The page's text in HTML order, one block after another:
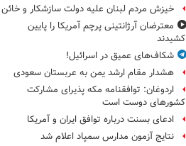
خیزش مردم لبنان علیه دولت سازشکار و خائن
معترضان آرژانتینی پرچم آمریکا را پایین
کشیدند
شکاف‌های عمیق در اسرائیل!
هشدار مقام ارشد یمن به عربستان سعودی
اردوغان: توافقنامه مکه پذیرای مشارکت
کشورهای دوست است
ادعای بسنت درباره توافق ایران و آمریکا
نتایج آزمون مدارس سمپاد اعلام شد